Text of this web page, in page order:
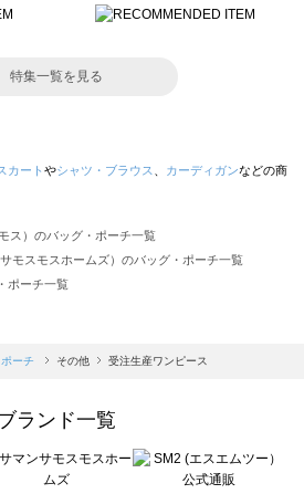
特集一覧を見る
カート やシャツ・ブラウス カーディガンなどの商
ス）のバッグ・ポーチ一覧
モスモスホームズ）のバッグ・ポーチ一覧
ポーチ一覧
モス ブルー）のバッグ・ポーチ一覧
・ポーチ一覧
ーチ一覧
ック）のバッグ・ポーチ一覧
ーチ その他 受注生産ワンピース
ランド一覧